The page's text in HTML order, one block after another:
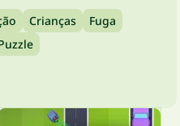
Crianças
Fuga